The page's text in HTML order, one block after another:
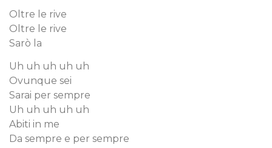
Oltre le rive
Oltre le rive
Sarò la
Uh uh uh uh uh
Ovunque sei
Sarai per sempre
Uh uh uh uh uh
Abiti in me
Da sempre e per sempre